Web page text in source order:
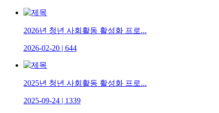
2026년 청년 사회활동 활성화 프로...
2026-02-20 | 644
2025년 청년 사회활동 활성화 프로...
2025-09-24 | 1339